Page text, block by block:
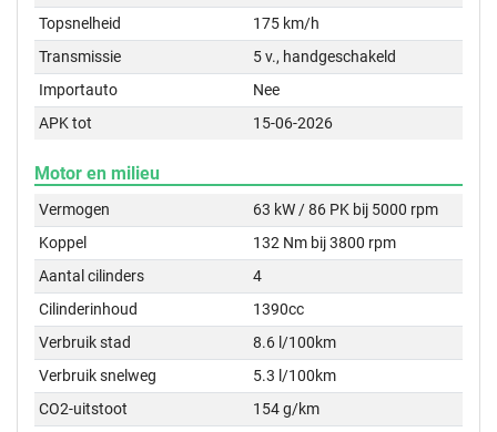
Topsnelheid
175 km/h
Transmissie
5 v., handgeschakeld
Importauto
Nee
APK tot
15-06-2026
Motor en milieu
Vermogen
63 kW / 86 PK bij 5000 rpm
Koppel
132 Nm bij 3800 rpm
Aantal cilinders
4
Cilinderinhoud
1390cc
Verbruik stad
8.6 l/100km
Verbruik snelweg
5.3 l/100km
CO2-uitstoot
154 g/km